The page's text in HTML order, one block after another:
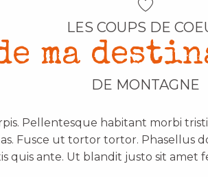
LES COUPS DE
ma
DE MONTAGNE
Pellentesque habitant morbi
Fusce ut tortor tortor. Phasellus
quis ante. Ut blandit justo sit amet